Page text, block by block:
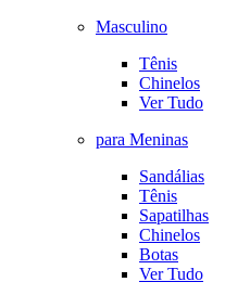
Masculino
Tênis
Chinelos
Ver Tudo
para Meninas
Sandálias
Tênis
Sapatilhas
Chinelos
Botas
Ver Tudo